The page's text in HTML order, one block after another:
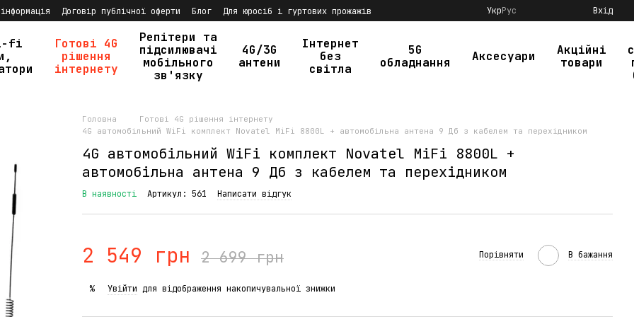
Договір публічної оферти Блог
Для юросіб і гуртових прожажів
УкрРус Вхід
fi
Готові 4G
рішення
інтернету
Репітери та
підсилювачі
мобільного
зв'язку
4G/3G
антени
Інтернет
без
світла
5G
обладнання
Аксесуари
Акційні
товари
Головна
Готові 4G рішення інтернету
4G автомобільний WiFi комплект Novatel MiFi 8800L + автомобільна антена 9 Дб з кабелем та перехідником
4G автомобільний WiFi комплект Novatel MiFi 8800L +
автомобільна антена 9 Дб з кабелем та перехідником
В наявності Артикул: 561 Написати відгук
2 549 грн 2 699 грн Порівняти В бажання
% Увійти для відображення накопичувальної знижки